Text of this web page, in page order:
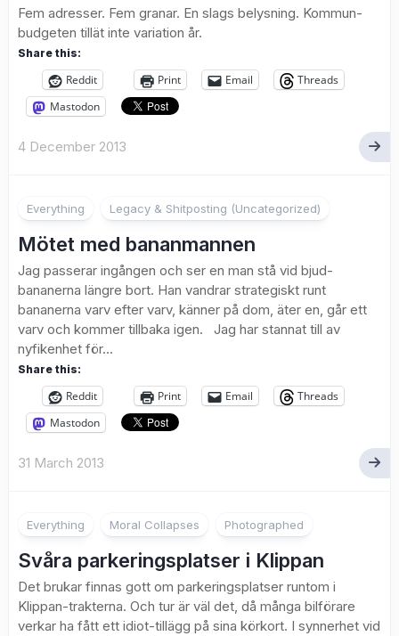
Fem adresser. Fem granar. En slags belysning. Kommun-
budgeten tillät inte variation år.
Share this:
Reddit Print Email
Threads
Mastodon
4 December 2013
Everything Legacy & Shitposting (Uncategorized)
Mötet med bananmannen
Jag passerar ingången och ser en man stå vid bjud-
bananerna längre bort. Han vandrar strategiskt runt
bananerna varv efter varv, känner på dom, äter en, går ett
varv och kommer tillbaka igen. Jag har stannat till av
nyfikenhet för...
Share this:
Reddit Print Email
Threads
Mastodon
31 March 2013
Everything Moral Collapses Photographed
Svåra parkeringsplatser i Klippan
Det brukar finnas gott om parkeringsplatser runtom i
Klippan-trakterna. Och tur är väl det, då många bilförare
verkar ha fått ett idiot-tillägg på sina körkort. I synnerhet vid